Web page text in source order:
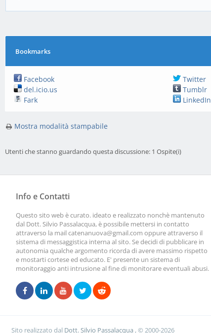
Bookmarks
Facebook Twitter
del.icio.us
Tumblr
Fark
LinkedIn
Mostra modalità stampabile
Utenti che stanno guardando questa discussione: 1 Ospite(i)
Info e Contatti
Questo sito web è curato. ideato e realizzato nonchè mantenuto
dal Dott. Silvio Passalacqua, è possibile mettersi in contatto
attraverso la mail catenanuova@gmail.com oppure attraverso il
sistema di messaggistica interna al sito. Se decidi di pubblicare in
autonomia qualche argomento ricorda di avere massimo rispetto
e mostarti cortese ed educato. E' presente un sistema di
monitoraggio anti intrusione al fine di monitorare eventuali abusi.
Sito realizzato dal Dott. Silvio Passalacqua , © 2000-2026